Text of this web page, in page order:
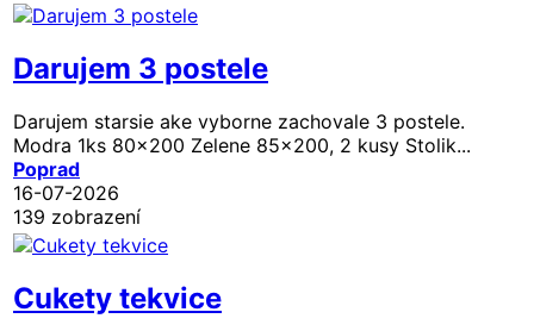
Darujem 3 postele
Darujem starsie ake vyborne zachovale 3 postele.
Modra 1ks 80x200 Zelene 85x200, 2 kusy Stolik...
Poprad
16-07-2026
139 zobrazení
Cukety tekvice